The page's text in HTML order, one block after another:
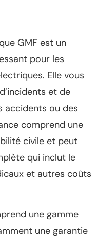
GMF est un
pour les
Elle vous
et de
accidents ou des
comprend une
civile et peut
qui inclut le
et autres coûts
une gamme
une garantie